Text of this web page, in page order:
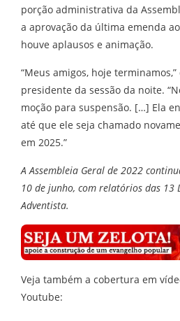
porção administrativa da
a aprovação da última emenda
houve aplausos e animação.
“Meus amigos, hoje
presidente da sessão da noite.
moção para suspensão. […] Ela
até que ele seja chamado
em 2025.”
A Assembleia Geral de 2022
10 de junho, com relatórios das 13
Adventista.
Veja também a cobertura em
Youtube: